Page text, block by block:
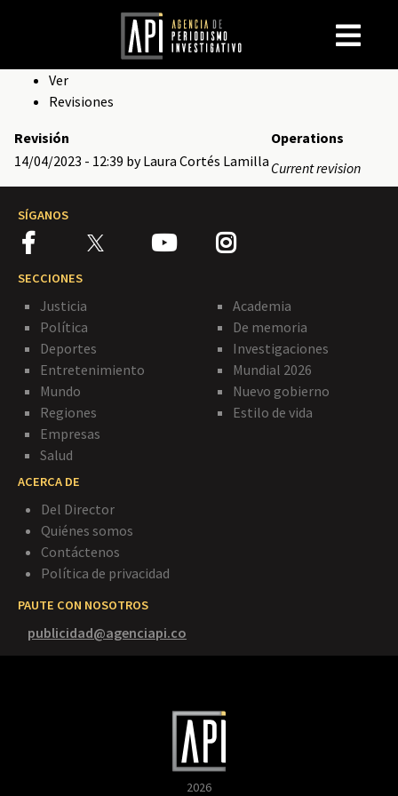
Solapas
Ver
Revisiones
Revisión
Operations
14/04/2023 - 12:39 by Laura Cortés Lamilla Current revision
SÍGANOS
SECCIONES
Justicia
Política
Deportes
Entretenimiento
Mundo
Regiones
Empresas
Salud
Academia
De memoria
Investigaciones
Mundial 2026
Nuevo gobierno
Estilo de vida
ACERCA DE
Del Director
Quiénes somos
Contáctenos
Política de privacidad
PAUTE CON NOSOTROS
publicidad@agenciapi.co
2026